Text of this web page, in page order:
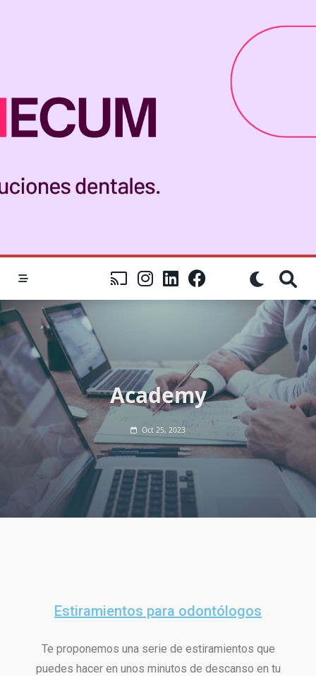
Academy
Oct 25, 2023
Estiramientos para odontólogos
Te proponemos una serie de estiramientos que
puedes hacer en unos minutos de descanso en tu